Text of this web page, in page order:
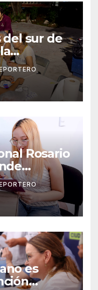
del sur de
Rosario
al 31
es